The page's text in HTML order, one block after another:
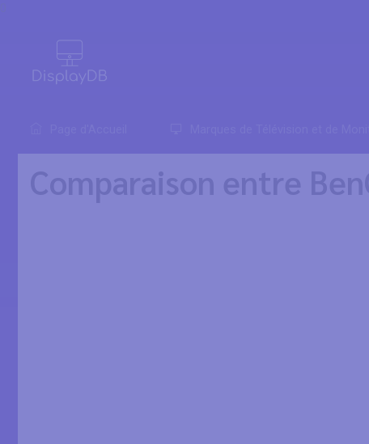
Comparaison entre